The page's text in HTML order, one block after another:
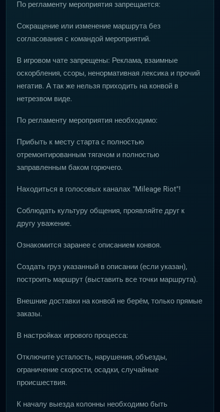
По регламенту мероприятия запрещается:
Сокращение или изменение маршрута без
согласования с командой мероприятий.
В игровом чате запрещены: Реклама, взаимные
оскорбления, ссоры, ненормативная лексика и прочий
негатив. А так же нельзя приходить на конвой в
нетрезвом виде.
По регламенту мероприятия необходимо:
Прибыть к месту старта с полностью
отремонтированным тягачом и полностью
заправленным баком горючего.
Находиться в голосовых каналах "Mileage Riot"!
Соблюдать культуру общения, проявляйте друг к
другу уважение.
Ознакомится заранее с описанием конвоя.
Создать груз указанный в описании (если указан),
построить маршрут (выставить все точки маршрута).
Внешние доставки на конвой не берём, только прямые
заказы.
В настройках игрового процесса:
Отключите усталость, нарушения, объезды,
ограничение скорости, осадки, случайные
происшествия.
К началу выезда колонны необходимо быть